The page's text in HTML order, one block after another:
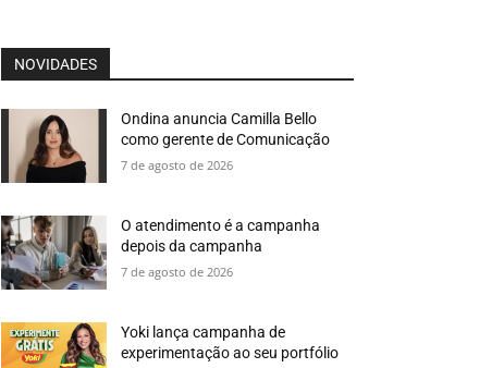
NOVIDADES
Ondina anuncia Camilla Bello
como gerente de Comunicação
7 de agosto de 2026
O atendimento é a campanha
depois da campanha
7 de agosto de 2026
Yoki lança campanha de
experimentação ao seu portfólio